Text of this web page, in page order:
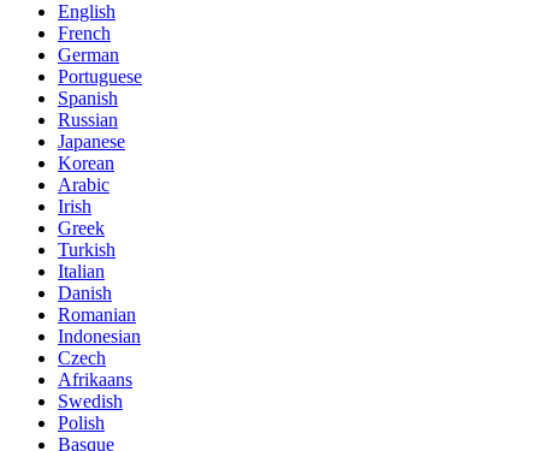
English
French
German
Portuguese
Spanish
Russian
Japanese
Korean
Arabic
Irish
Greek
Turkish
Italian
Danish
Romanian
Indonesian
Czech
Afrikaans
Swedish
Polish
Basque